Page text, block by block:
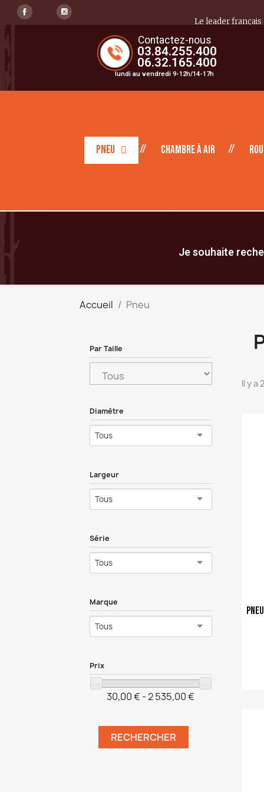
Le leader
Contactez-nous
03.84.255.400
06.32.165.400
lundi au vendredi 9-12h/14-17h
Pneu Chambre à air
Je souhaite
Accueil Pneu
Par Taille
Diamètre
Tous
Largeur
Tous
Série
Tous
Marque
Tous
Prix
30,00 € - 2 535,00 €
Il y a